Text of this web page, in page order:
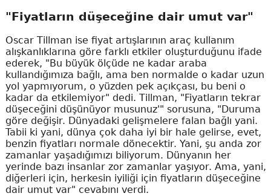
"Fiyatların düşeceğine dair umut var"
Oscar Tillman ise fiyat artışlarının araç kullanım
alışkanlıklarına göre farklı etkiler oluşturduğunu ifade
ederek, "Bu büyük ölçüde ne kadar araba
kullandığımıza bağlı, ama ben normalde o kadar uzun
yol yapmıyorum, o yüzden pek açıkçası, bu beni o
kadar da etkilemiyor" dedi. Tillman, "Fiyatların tekrar
düşeceğini düşünüyor musunuz'" sorusuna, "Duruma
göre değişir. Dünyadaki gelişmelere falan bağlı yani.
Tabii ki yani, dünya çok daha iyi bir hale gelirse, evet,
benzin fiyatları normale dönecektir. Yani, şu anda zor
zamanlar yaşadığımızı biliyorum. Dünyanın her
yerinde bazı insanlar zor zamanlar yaşıyor. Ama, yani,
diğerleri için, herkesin iyiliği için fiyatların düşeceğine
dair umut var" cevabını verdi.